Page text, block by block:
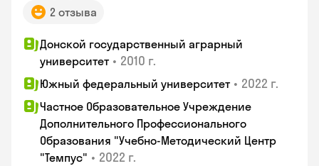
2 отзыва
Донской государственный аграрный
университет • 2010 г.
Южный федеральный университет • 2022 г.
Частное Образовательное Учреждение
Дополнительного Профессионального
Образования "Учебно-Методический Центр
"Темпус" • 2022 г.